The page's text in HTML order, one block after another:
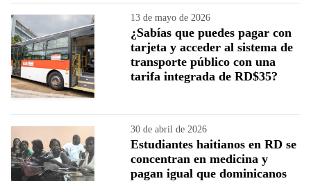
13 de mayo de 2026
¿Sabías que puedes pagar con
tarjeta y acceder al sistema de
transporte público con una
tarifa integrada de RD$35?
30 de abril de 2026
Estudiantes haitianos en RD se
concentran en medicina y
pagan igual que dominicanos